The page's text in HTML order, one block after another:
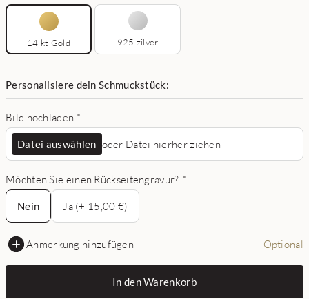
14 kt Gold 925 zilver
Personalisiere dein Schmuckstück:
Bild hochladen *
Datei auswählen oder Datei hierher ziehen
Möchten Sie einen Rückseitengravur? *
Nein
Nein
Ja (+ 15,00 €)
Anmerkung hinzufügen Optional
In den Warenkorb